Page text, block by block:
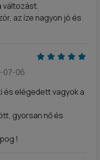
változást.
az íze nagyon jó és
07-06
és elégedett vagyok a
gyorsan nő és
!